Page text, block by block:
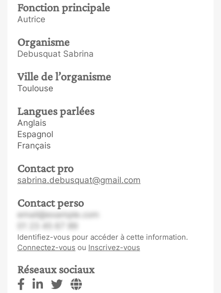
Fonction principale
Autrice
Organisme
Debusquat Sabrina
Ville de l’organisme
Toulouse
Langues parlées
Anglais
Espagnol
Français
Contact pro
sabrina.debusquat@gmail.com
Contact perso
email@example.com
Identifiez-vous pour accéder à cette information.
Connectez-vous ou Inscrivez-vous
Réseaux sociaux